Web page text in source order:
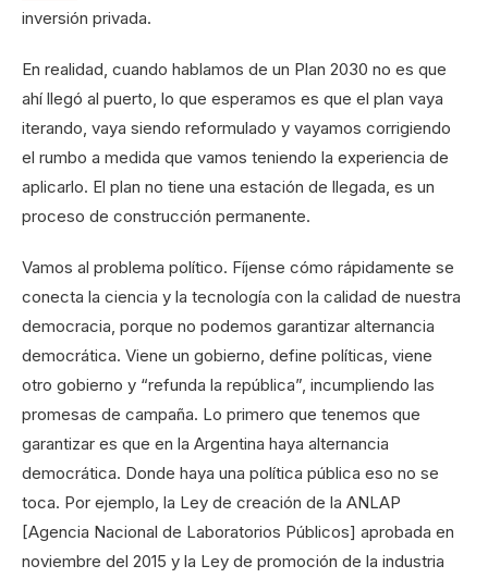
inversión privada.
En realidad, cuando hablamos de un Plan 2030 no es que
ahí llegó al puerto, lo que esperamos es que el plan vaya
iterando, vaya siendo reformulado y vayamos corrigiendo
el rumbo a medida que vamos teniendo la experiencia de
aplicarlo. El plan no tiene una estación de llegada, es un
proceso de construcción permanente.
Vamos al problema político. Fíjense cómo rápidamente se
conecta la ciencia y la tecnología con la calidad de nuestra
democracia, porque no podemos garantizar alternancia
democrática. Viene un gobierno, define políticas, viene
otro gobierno y “refunda la república”, incumpliendo las
promesas de campaña. Lo primero que tenemos que
garantizar es que en la Argentina haya alternancia
democrática. Donde haya una política pública eso no se
toca. Por ejemplo, la Ley de creación de la ANLAP
[Agencia Nacional de Laboratorios Públicos] aprobada en
noviembre del 2015 y la Ley de promoción de la industria